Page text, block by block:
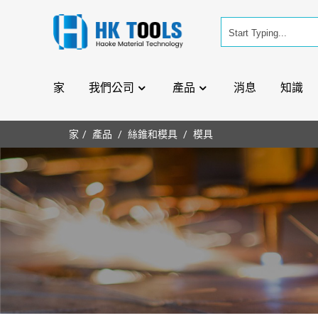
家 我們公司 產品 消息 知識
家 產品 絲錐和模具 模具